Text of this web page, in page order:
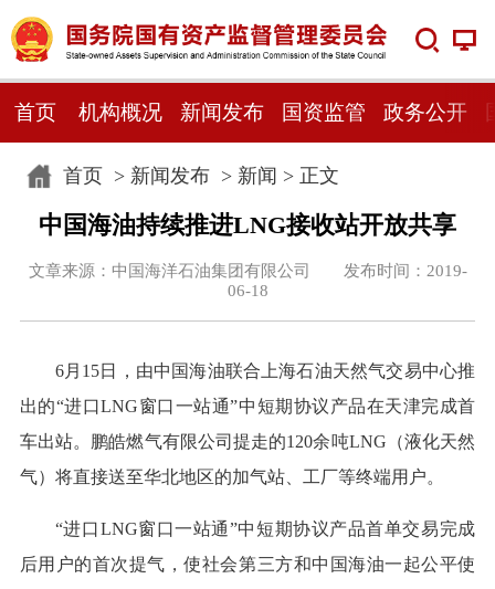
首页 机构概况 新闻发布 国资监管 政务公开
首页> 新闻发布> 新闻 > 正文
中国海油持续推进LNG接收站开放共享
文章来源：中国海洋石油集团有限公司 发布时间：2019-
06-18
6月15日，由中国海油联合上海石油天然气交易中心推
出的“进口LNG窗口一站通”中短期协议产品在天津完成首
车出站。鹏皓燃气有限公司提走的120余吨LNG（液化天然
气）将直接送至华北地区的加气站、工厂等终端用户。
“进口LNG窗口一站通”中短期协议产品首单交易完成
后用户的首次提气，使社会第三方和中国海油一起公平使